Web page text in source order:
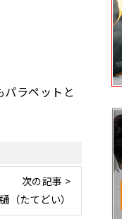
ラペットと
次の記事 >
（たてどい）